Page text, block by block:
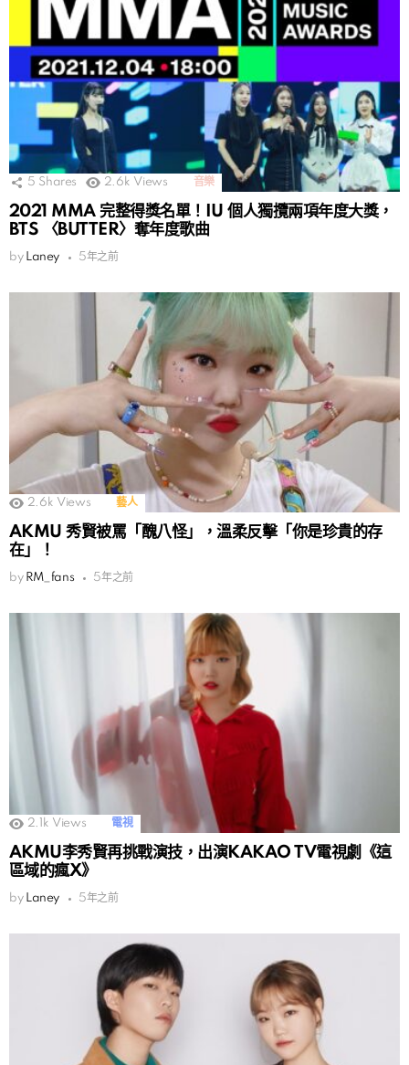
5 Shares 2.6k Views 音樂
2021 MMA 完整得獎名單！IU 個人獨攬兩項年度大獎，
BTS 〈BUTTER〉奪年度歌曲
by Laney 5年之前
2.6k Views 藝人
AKMU 秀賢被罵「醜八怪」，溫柔反擊「你是珍貴的存
在」！
by RM_fans 5年之前
2.1k Views 電視
AKMU李秀賢再挑戰演技，出演KAKAO TV電視劇《這
區域的瘋X》
by Laney 5年之前